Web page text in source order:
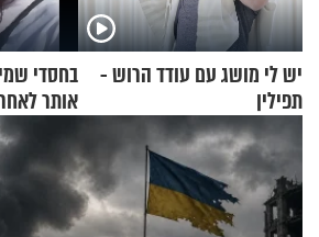
יש לי מושג עם עודד הרוש -
תפילין
אותר